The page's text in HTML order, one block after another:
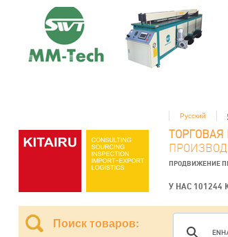
Русский
ПРОДВИЖЕНИЕ
У НАС 101244
Поиск товаров: